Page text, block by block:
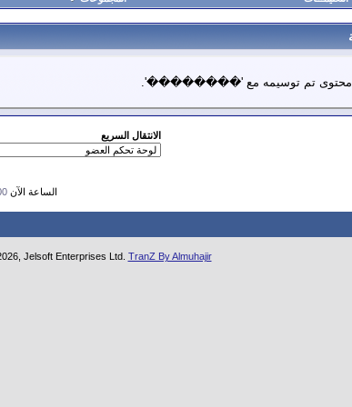
محتوى تم توسيمه مع '��������'.
الانتقال السريع
الساعة الآن
Jelsoft Enterprises Ltd. TranZ By Almuhajir